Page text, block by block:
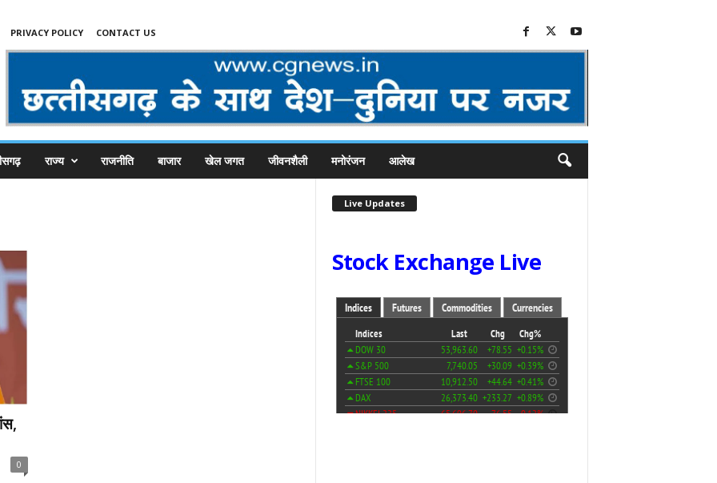
PRIVACY POLICY CONTACT US
राज्य राजनीति बाजार खेल जगत जीवनशैली मनोरंजन आलेख
0
Live Updates
Stock Exchange Live